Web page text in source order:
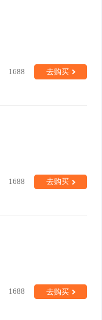
1688 去购买
1688 去购买
1688 去购买